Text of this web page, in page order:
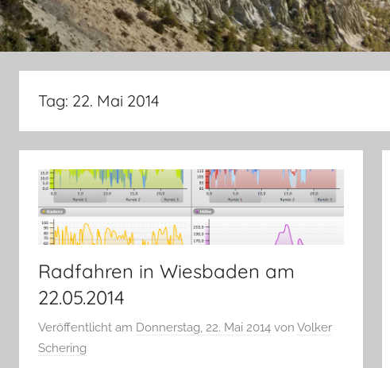
Tag: 22. Mai 2014
Radfahren in Wiesbaden am
22.05.2014
Veröffentlicht am Donnerstag, 22. Mai 2014 von Volker
Schering